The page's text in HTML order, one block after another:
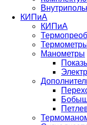
КИПиА
КИПиА
Манометры